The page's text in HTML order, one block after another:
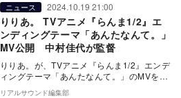
ニュース 2024.10.19 21:00
りりあ。 TVアニメ『らんま1/2』エ
ンディングテーマ「あんたなんて。」
MV公開 中村佳代が監督
りりあ。が、TVアニメ『らんま1/2』エンデ
ィングテーマ「あんたなんて。」のMVを公
開した。 りりあ。riria. / あんた…
リアルサウンド編集部